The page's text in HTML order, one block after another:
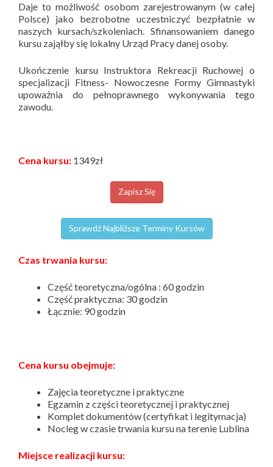
Daje to możliwość osobom zarejestrowanym (w całej
Polsce) jako bezrobotne uczestniczyć bezpłatnie w
naszych kursach/szkoleniach. Sfinansowaniem danego
kursu zająłby się lokalny Urząd Pracy danej osoby.
Ukończenie kursu Instruktora Rekreacji Ruchowej o
specjalizacji Fitness- Nowoczesne Formy Gimnastyki
upoważnia do pełnoprawnego wykonywania tego
zawodu.
Cena kursu: 1349zł
Zapisz Się
Sprawdź Najbliższe Terminy Kursów
Czas trwania kursu:
Część teoretyczna/ogólna : 60 godzin
Część praktyczna: 30 godzin
Łącznie: 90 godzin
Cena kursu obejmuje:
Zajęcia teoretyczne i praktyczne
Egzamin z części teoretycznej i praktycznej
Komplet dokumentów (certyfikat i legitymacja)
Nocleg w czasie trwania kursu na terenie Lublina
Miejsce realizacji kursu: